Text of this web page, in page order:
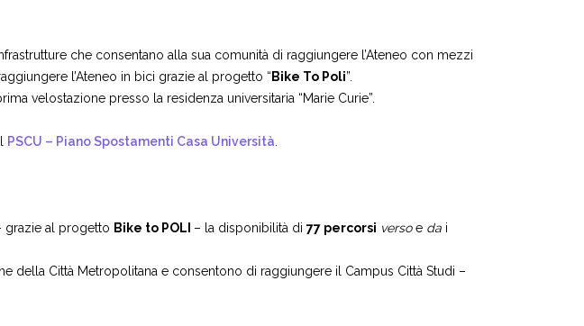
che consentano alla sua comunità di raggiungere l’Ateneo con mezzi
l’Ateneo in bici grazie al progetto “ Bike To Poli”.
velostazione presso la residenza universitaria “Marie Curie”.
PSCU – Piano Spostamenti Casa Università
grazie al progetto Bike to POLI – la disponibilità di 77 percorsi versoe da i
della Città Metropolitana e consentono di raggiungere il Campus Città Studi –